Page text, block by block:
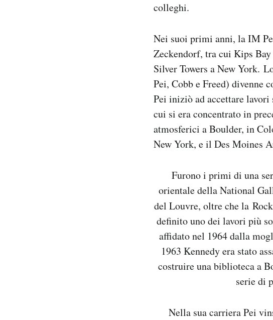
colleghi.
Nei suoi primi anni, la IM
Zeckendorf, tra cui Kips
Silver Towers a New York.
Pei, Cobb e Freed) divenne
Pei iniziò ad accettare
cui si era concentrato in
atmosferici a Boulder, in
New York, e il Des Moines
Furono i primi di una
orientale della National
del Louvre, oltre che la
definito uno dei lavori più
affidato nel 1964 dalla
1963 Kennedy era stato
costruire una biblioteca a
serie di
Nella sua carriera Pei